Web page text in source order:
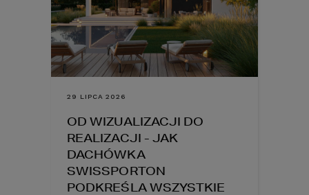
29 LIPCA 2026
OD WIZUALIZACJI DO
REALIZACJI - JAK
DACHÓWKA
SWISSPORTON
PODKREŚLA WSZYSTKIE